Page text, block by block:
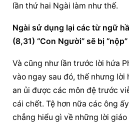
lần thứ hai Ngài làm như thế.
Ngài sử dụng lại các từ ngữ
(8,31) “Con Người” sẽ bị
Và cũng như lần trước lời hứa
vào ngay sau đó, thế nhưng lời
an ủi được các môn đệ trước
cái chết. Tệ hơn nữa các ông
chẳng hiểu gì về những lời